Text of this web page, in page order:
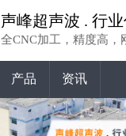
声峰超声波 . 行
全CNC加工，精度高，
产品 资讯